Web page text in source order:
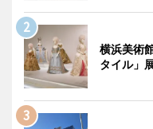
横浜美術
タイル」